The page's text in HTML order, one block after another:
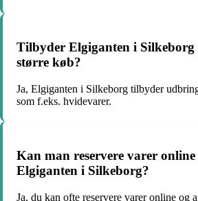
Tilbyder Elgiganten i
større køb?
Ja, Elgiganten i Silkeborg tilbyder
som f.eks. hvidevarer.
Kan man reservere varer online
Elgiganten i Silkeborg?
Ja, du kan ofte reservere varer online og